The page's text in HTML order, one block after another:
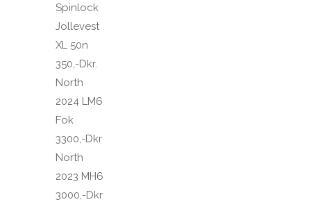
Spinlock
Jollevest
XL 50n
350,-Dkr.
North
2024 LM6
Fok
3300,-Dkr
North
2023 MH6
3000,-Dkr